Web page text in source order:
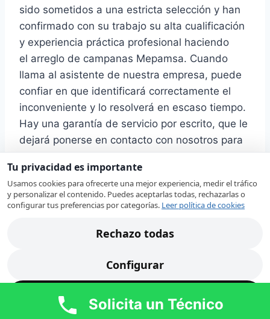
sido sometidos a una estricta selección y han
confirmado con su trabajo su alta cualificación
y experiencia práctica profesional haciendo
el arreglo de campanas Mepamsa. Cuando
llama al asistente de nuestra empresa, puede
confiar en que identificará correctamente el
inconveniente y lo resolverá en escaso tiempo.
Hay una garantía de servicio por escrito, que le
dejará ponerse en contacto con nosotros para
obtener asesoramiento sobre las dificultades
de funcionamiento y mantenimiento de las
campanas de extracción reparadas.
doméstico, sin el que hoy día es difícil imaginar
equipo es de alta calidad y puede funcionar sin
tiempo. Mas, como cualquier otro dispositivo,
Tu privacidad es importante
Usamos cookies para ofrecerte una mejor experiencia, medir el tráfico
y personalizar el contenido. Puedes aceptarlas todas, rechazarlas o
configurar tus preferencias por categorías. Leer política de cookies
Rechazo todas
Configurar
Acepto todas
Solicita un Técnico